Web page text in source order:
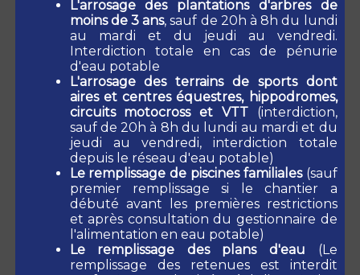
Européennes
2024(51Ko)
publié le 10/06/2024 à 08:09
2019(43Ko)
publié le 06/07/2022 à 14:29
2014(36Ko)
publié le 06/07/2022 à 14:29
2009(36Ko)
publié le 06/07/2022 à 14:29
Régionales
L'arrosage des plantations d'arbres de
moins de 3 ans, sauf de 20h à 8h du lundi
au mardi et du jeudi au vendredi.
Interdiction totale en cas de pénurie
d'eau potable
L'arrosage des terrains de sports dont
aires et centres équestres, hippodromes,
circuits motocross et VTT(interdiction,
sauf de 20h à 8h du lundi au mardi et du
jeudi au vendredi, interdiction totale
depuis le réseau d'eau potable)
Le remplissage de piscines familiales(sauf
premier remplissage si le chantier a
débuté avant les premières restrictions
et après consultation du gestionnaire de
l'alimentation en eau potable)
Le remplissage des plans d'eau (Le
remplissage des retenues est interdit